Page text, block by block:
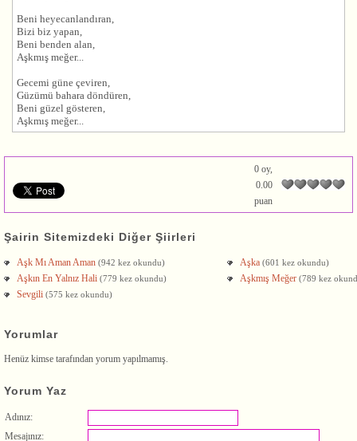
Beni heyecanlandıran,
Bizi biz yapan,
Beni benden alan,
Aşkmış meğer...
Gecemi güne çeviren,
Güzümü bahara döndüren,
Beni güzel gösteren,
Aşkmış meğer...
0 oy,
0.00
puan
Şairin Sitemizdeki Diğer Şiirleri
Aşk Mı Aman Aman (942 kez okundu) Aşka (601 kez okundu)
Aşkın En Yalnız Hali (779 kez okundu) Aşkmış Meğer (789 kez
Sevgili (575 kez okundu)
Yorumlar
Henüz kimse tarafından yorum yapılmamış.
Yorum Yaz
Adınız:
Mesajınız: